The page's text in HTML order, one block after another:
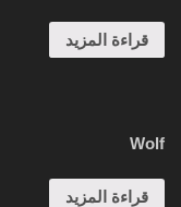
قراءة المزيد
Wolf
قراءة المزيد